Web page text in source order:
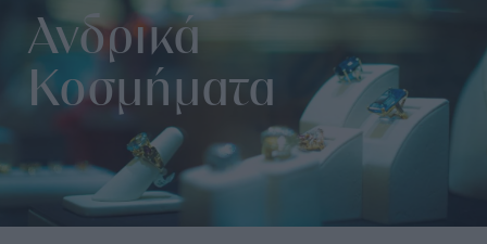
Ανδρικά
Κοσμήματα